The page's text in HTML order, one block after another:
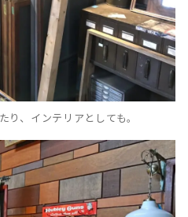
、インテリアとしても。